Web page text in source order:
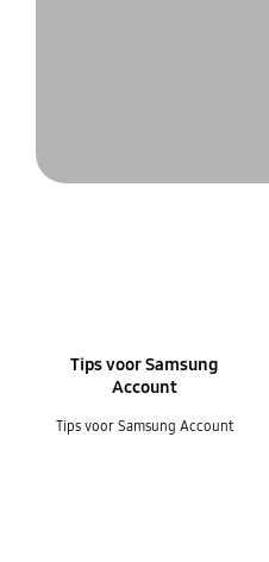
Tips voor Samsung
Account
Tips voor Samsung Account